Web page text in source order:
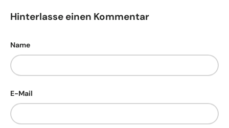
Hinterlasse einen Kommentar
Name
E-Mail